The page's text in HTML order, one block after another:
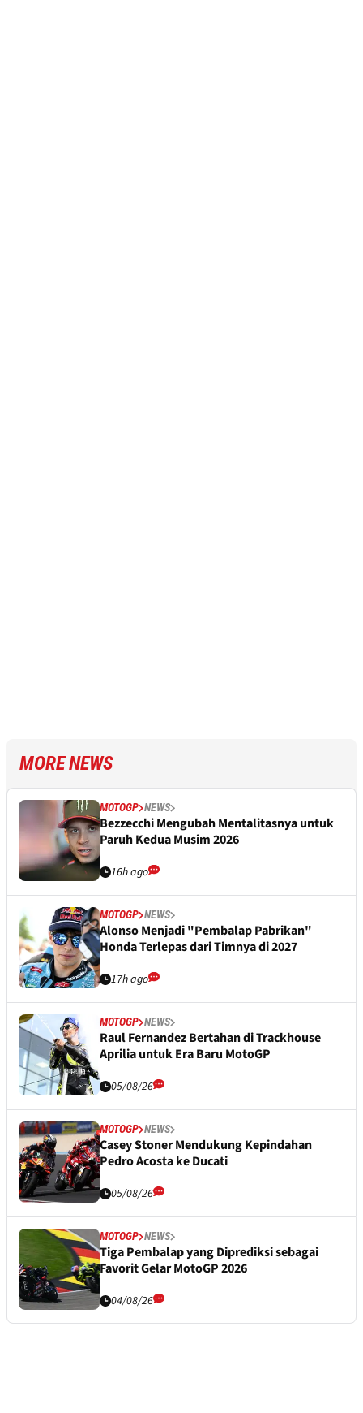
MORE NEWS
MOTOGP NEWS
Bezzecchi Mengubah Mentalitasnya untuk
Paruh Kedua Musim 2026
16h ago
MOTOGP NEWS
Alonso Menjadi "Pembalap Pabrikan"
Honda Terlepas dari Timnya di 2027
17h ago
MOTOGP NEWS
Raul Fernandez Bertahan di Trackhouse
Aprilia untuk Era Baru MotoGP
05/08/26
MOTOGP NEWS
Casey Stoner Mendukung Kepindahan
Pedro Acosta ke Ducati
05/08/26
MOTOGP NEWS
Tiga Pembalap yang Diprediksi sebagai
Favorit Gelar MotoGP 2026
04/08/26